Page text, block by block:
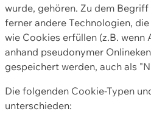
wurde, gehören. Zu dem
ferner andere Technologien,
wie Cookies erfüllen (z.B. wenn
anhand pseudonymer
gespeichert werden, auch als
Die folgenden Cookie-Typen
unterschieden: